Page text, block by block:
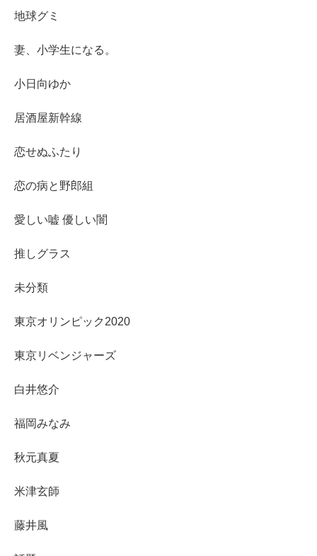
地球グミ
妻、小学生になる。
小日向ゆか
居酒屋新幹線
恋せぬふたり
恋の病と野郎組
愛しい嘘 優しい闇
推しグラス
未分類
東京オリンピック2020
東京リベンジャーズ
白井悠介
福岡みなみ
秋元真夏
米津玄師
藤井風